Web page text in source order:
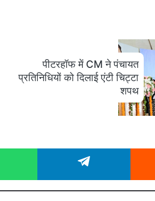
पीटरहॉफ में CM ने पंचायत
प्रतिनिधियों को दिलाई एंटी चिट्टा
शपथ